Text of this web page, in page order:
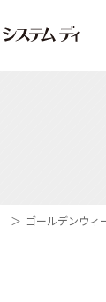
ゴールデンウィ